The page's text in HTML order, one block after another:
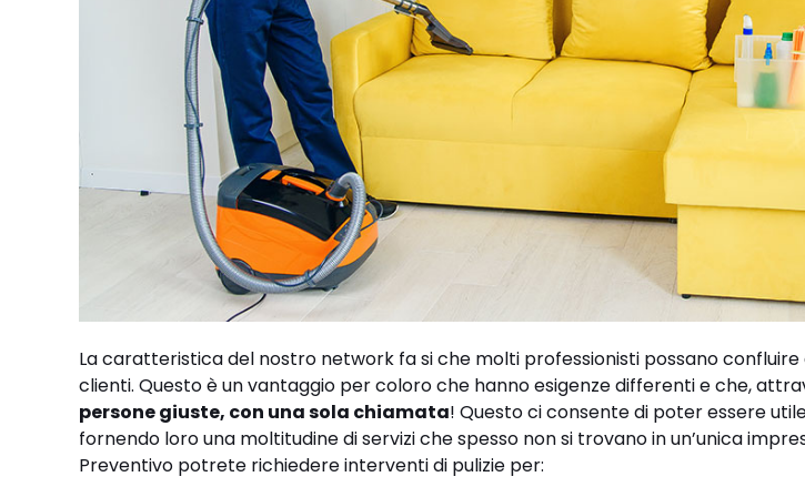
La caratteristica del nostro network fa si che molti professionisti possano
clienti. Questo è un vantaggio per coloro che hanno esigenze differenti e che,
persone giuste, con una sola chiamata! Questo ci consente di poter essere
fornendo loro una moltitudine di servizi che spesso non si trovano in un’unica
Preventivo potrete richiedere interventi di pulizie per: